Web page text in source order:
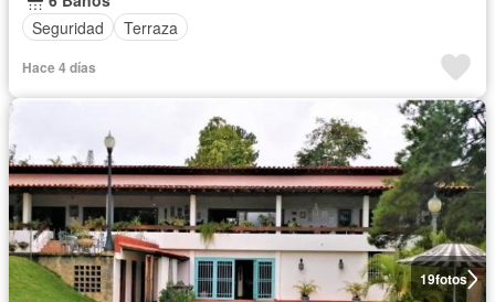
Seguridad
Terraza
Hace 4 días
19fotos